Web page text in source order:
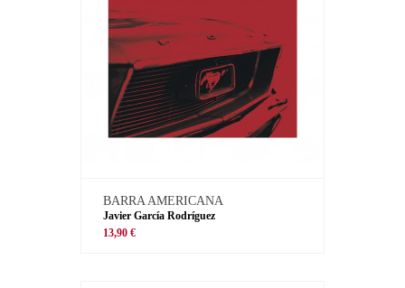
BARRA AMERICANA
Javier García Rodríguez
13,90 €